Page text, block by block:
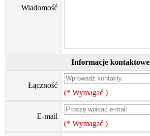
Wiadomość
Informacje kontaktowe
Łączność
(* Wymagać )
E-mail
(* Wymagać )